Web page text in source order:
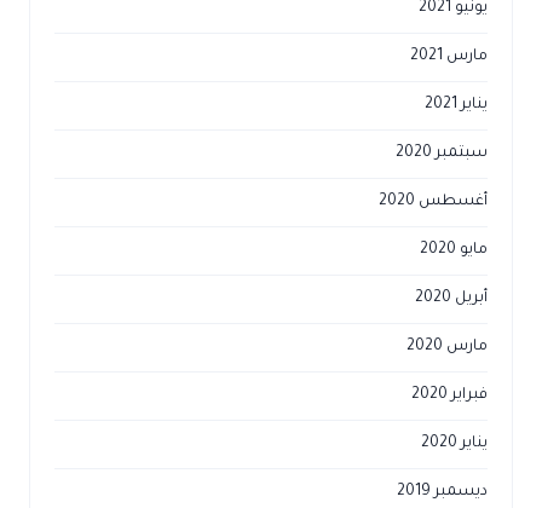
يونيو 2021
مارس 2021
يناير 2021
سبتمبر 2020
أغسطس 2020
مايو 2020
أبريل 2020
مارس 2020
فبراير 2020
يناير 2020
ديسمبر 2019